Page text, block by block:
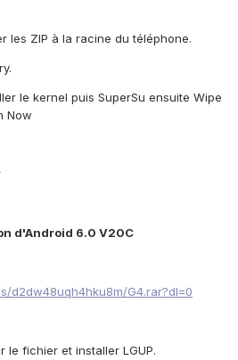
les ZIP à la racine du téléphone.
le kernel puis SuperSu ensuite Wipe
Now
d'Android 6.0 V20C
d2dw48uqh4hku8m/G4.rar?dl=0
le fichier et installer LGUP.